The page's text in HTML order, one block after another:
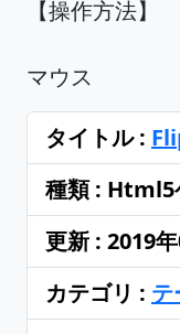
【操作方法】
マウス
タイトル :
種類 : Html5
更新 : 2019
カテゴリ : テ